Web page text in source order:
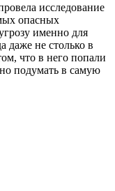
исследование
опасных
именно для
даже не столько в
что в него попали
подумать в самую